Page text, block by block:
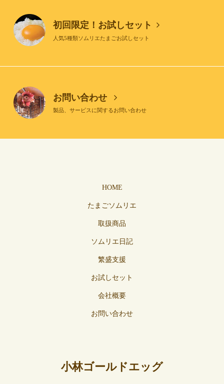
初回限定！お試しセット
人気5種類ソムリエたまごお試しセット
お問い合わせ
製品、サービスに関するお問い合わせ
HOME
たまごソムリエ
取扱商品
ソムリエ日記
繁盛支援
お試しセット
会社概要
お問い合わせ
小林ゴールドエッグ